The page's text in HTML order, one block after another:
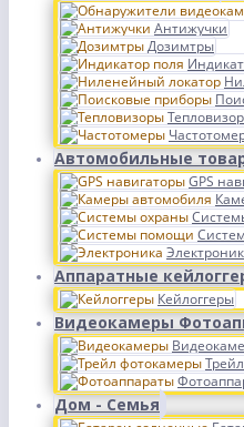
Антижучки
Дозимтры
Автомобильные
GPS
Аппаратные
Кейлоггеры
Видеокамеры
Дом - Семья